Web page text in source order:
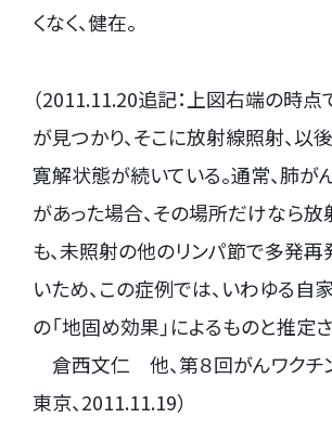
くなく、健在。
（2011.11.20追記：上図右端の時
が見つかり、そこに放射線照射、以
寛解状態が続いている。通常、肺が
があった場合、その場所だけなら
も、未照射の他のリンパ節で多発
いため、この症例では、いわゆる自
の「地固め効果」によるものと推定
倉西文仁 他、第８回がんワクチ
東京、2011.11.19）